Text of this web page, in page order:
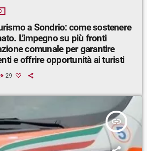
a Sondrio: come sostenere
fronti
comunale per garantire
e offrire opportunità ai turisti
29
insert_link